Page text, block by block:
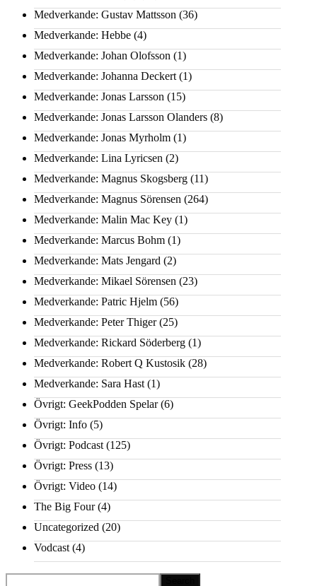
Medverkande: Gustav Mattsson (36)
Medverkande: Hebbe (4)
Medverkande: Johan Olofsson (1)
Medverkande: Johanna Deckert (1)
Medverkande: Jonas Larsson (15)
Medverkande: Jonas Larsson Olanders (8)
Medverkande: Jonas Myrholm (1)
Medverkande: Lina Lyricsen (2)
Medverkande: Magnus Skogsberg (11)
Medverkande: Magnus Sörensen (264)
Medverkande: Malin Mac Key (1)
Medverkande: Marcus Bohm (1)
Medverkande: Mats Jengard (2)
Medverkande: Mikael Sörensen (23)
Medverkande: Patric Hjelm (56)
Medverkande: Peter Thiger(25)
Medverkande: Rickard Söderberg (1)
Medverkande: Robert Q Kustosik (28)
Medverkande: Sara Hast (1)
Övrigt: GeekPodden Spelar(6)
Övrigt: Info (5)
Övrigt: Podcast (125)
Övrigt: Press (13)
Övrigt: Video (14)
The Big Four(4)
Uncategorized (20)
Vodcast (4)